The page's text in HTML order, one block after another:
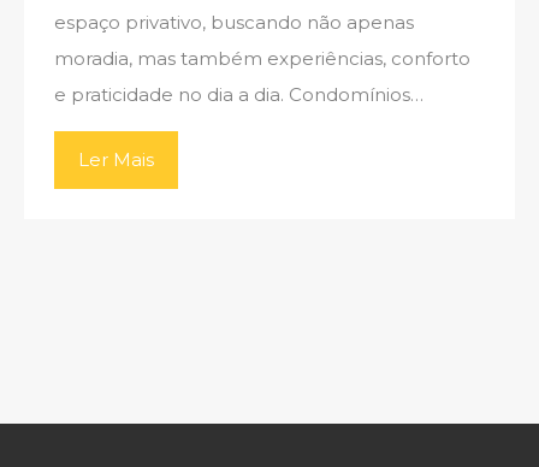
espaço privativo, buscando não apenas
moradia, mas também experiências, conforto
e praticidade no dia a dia. Condomínios…
Ler Mais